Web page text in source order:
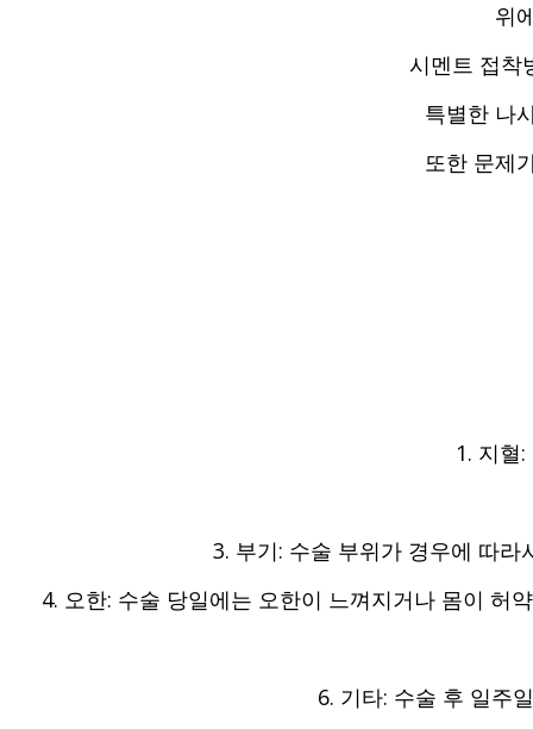
위
시멘트 접착
특별한 나
또한 문제
1. 지혈:
3. 부기: 수술 부위가 경우에 따라
4. 오한: 수술 당일에는 오한이 느껴지거나 몸이 허
6. 기타: 수술 후 일주